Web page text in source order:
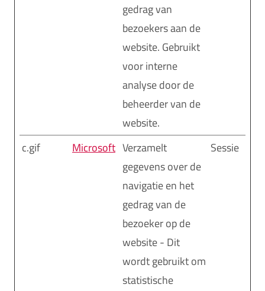
gedrag van
bezoekers aan de
website. Gebruikt
voor interne
analyse door de
beheerder van de
website.
c.gif Microsoft Verzamelt
gegevens over de
navigatie en het
gedrag van de
bezoeker op de
website - Dit
wordt gebruikt om
statistische
Sessie